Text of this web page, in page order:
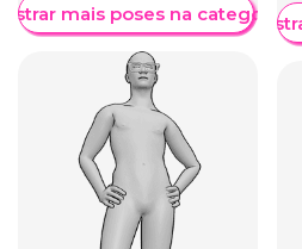
mais poses na categoria